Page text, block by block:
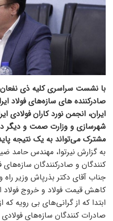
با نشست سراسری کلیه ذی نفعان
صادرکننده های سازه‌های فولاد
ایران، انجمن نورد کاران فولادی
شهرسازی و وزارت صمت و دیگر
مشترک می‌تواند به یک نتیجه
به گزارش نیرتوا، مهندس حامد
کنندگان و صادرکنندگان
جناب آقای دکتر بذرپاش وزیر
کاهش قیمت فولاد و خروج فولاد
ابتدا که از گرانی‌های بی رویه
صادرات کنندگان سازه‌های